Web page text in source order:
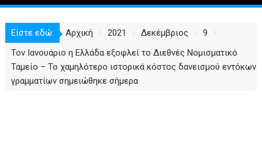
Είστε εδώ: Αρχική 2021 Δεκέμβριος
9
Τον Ιανουάριο η Ελλάδα εξοφλεί το Διεθνές Νομισματικό
Ταμείο – Το χαμηλότερο ιστορικά κόστος δανεισμού εντόκων
γραμματίων σημειώθηκε σήμερα